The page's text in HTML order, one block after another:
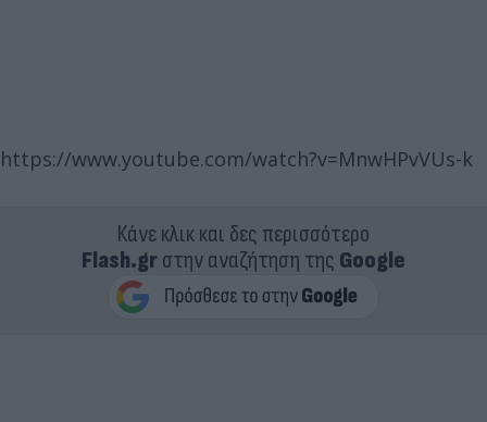
https://www.youtube.com/watch?v=MnwHPvVUs-k
Κάνε κλικ και δες περισσότερο
Flash.grστην αναζήτηση της Google